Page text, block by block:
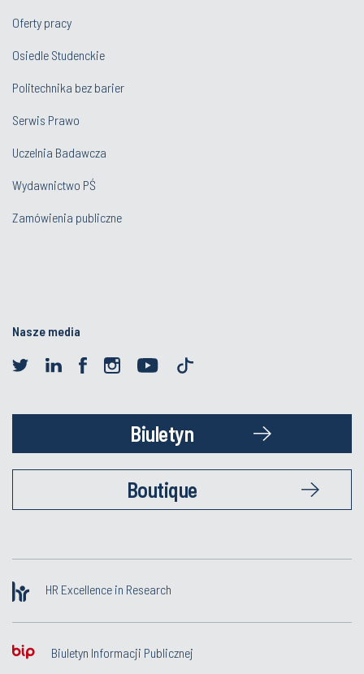
Oferty pracy
Osiedle Studenckie
Politechnika bez barier
Serwis Prawo
Uczelnia Badawcza
Wydawnictwo PŚ
Zamówienia publiczne
Nasze media
Biuletyn
Boutique
HR Excellence in Research
Biuletyn Informacji Publicznej